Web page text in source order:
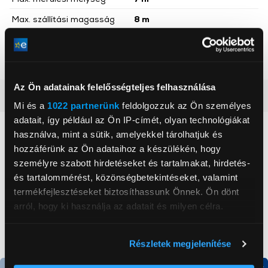
Az Ön adatainak felelősségteljes felhasználása
Mi és a 1022 partnerünk feldolgozzuk az Ön személyes
adatait, így például az Ön IP-címét, olyan technológiákat
használva, mint a sütik, amelyekkel tárolhatjuk és
hozzáférünk az Ön adataihoz a készülékén, hogy
személyre szabott hirdetéseket és tartalmakat, hirdetés-
és tartalommérést, közönségbetekintéseket, valamint
termékfejlesztéseket biztosíthassunk Önnek. Ön dönt
arról, hogy ki használja az adatait és milyen célra.
elhelyezkedéséről pár méteres pontossággal
Részletek megjelenítése
Max. szállítási magasság
8 m
Max. szennyeződésméret
Neked ajánljuk